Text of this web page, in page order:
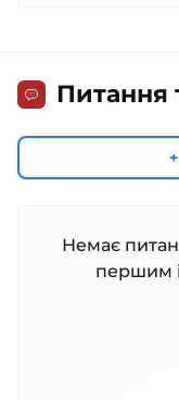
Питання
Немає
першим